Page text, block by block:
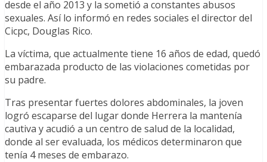
desde el año 2013 y la sometió a constantes abusos
sexuales. Así lo informó en redes sociales el director del
Cicpc, Douglas Rico.
La víctima, que actualmente tiene 16 años de edad, quedó
embarazada producto de las violaciones cometidas por
su padre.
Tras presentar fuertes dolores abdominales, la joven
logró escaparse del lugar donde Herrera la mantenía
cautiva y acudió a un centro de salud de la localidad,
donde al ser evaluada, los médicos determinaron que
tenía 4 meses de embarazo.